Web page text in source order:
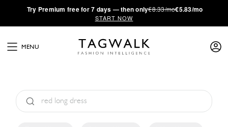
·Try Premium free for 7 days — then only€8.33/mo€5.83/mo
START NOW
MENU